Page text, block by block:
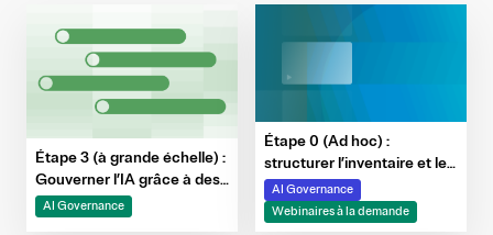
Étape 3 (à grande échelle) :
Gouverner l’IA grâce à des
garde-fous, à la
AI Governance
Étape 0 (Ad hoc) :
structurer l’inventaire et les
principes clés de
gouvernance de l'IA
AI Governance
Webinaires à la demande